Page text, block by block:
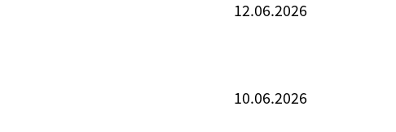
12.06.2026
10.06.2026